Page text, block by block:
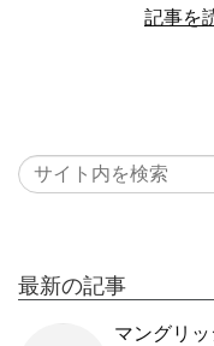
記事を
最新の記事
マングリ